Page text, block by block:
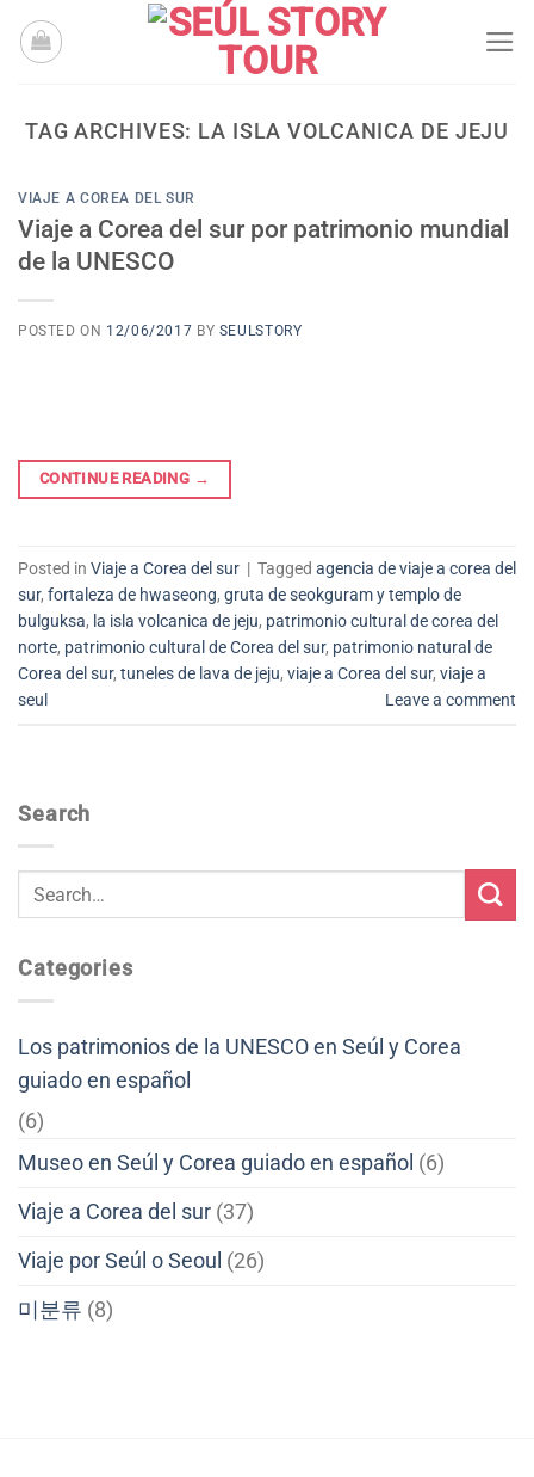
Skip
TAG ARCHIVES: LA ISLA VOLCANICA DE JEJU
VIAJE A COREA DEL SUR
Viaje a Corea del sur por patrimonio mundial
de la UNESCO
POSTED ON 12/06/2017 BY SEULSTORY
CONTINUE READING →
Posted in Viaje a Corea del sur | Tagged agencia de viaje a corea del
sur, fortaleza de hwaseong, gruta de seokguram y templo de
bulguksa, la isla volcanica de jeju, patrimonio cultural de corea del
norte, patrimonio cultural de Corea del sur, patrimonio natural de
Corea del sur, tuneles de lava de jeju, viaje a Corea del sur, viaje a
seul
Leave a comment
Search
Categories
Los patrimonios de la UNESCO en Seúl y Corea
guiado en español
(6)
Museo en Seúl y Corea guiado en español (6)
Viaje a Corea del sur (37)
Viaje por Seúl o Seoul (26)
미분류 (8)